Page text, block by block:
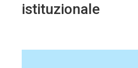
istituzionale